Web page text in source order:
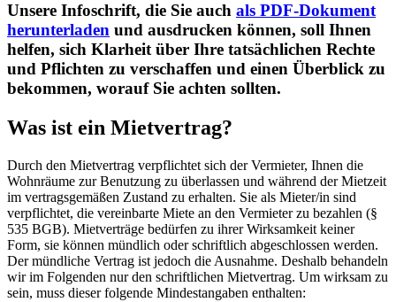
Unsere Infoschrift, die Sie auch als PDF-Dokument
herunterladen und ausdrucken können, soll Ihnen
helfen, sich Klarheit über Ihre tatsächlichen Rechte
und Pflichten zu verschaffen und einen Überblick zu
bekommen, worauf Sie achten sollten.
Was ist ein Mietvertrag?
Durch den Mietvertrag verpflichtet sich der Vermieter, Ihnen die
Wohnräume zur Benutzung zu überlassen und während der Mietzeit
im vertragsgemäßen Zustand zu erhalten. Sie als Mieter/in sind
verpflichtet, die vereinbarte Miete an den Vermieter zu bezahlen (§
535 BGB). Mietverträge bedürfen zu ihrer Wirksamkeit keiner
Form, sie können mündlich oder schriftlich abgeschlossen werden.
Der mündliche Vertrag ist jedoch die Ausnahme. Deshalb behandeln
wir im Folgenden nur den schriftlichen Mietvertrag. Um wirksam zu
sein, muss dieser folgende Mindestangaben enthalten: